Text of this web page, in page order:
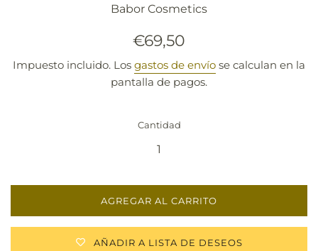
Babor Cosmetics
Precio
€69,50
Impuesto incluido. Los gastos de envío se calculan en la
pantalla de pagos.
Cantidad
AGREGAR AL CARRITO
AÑADIR A LISTA DE DESEOS